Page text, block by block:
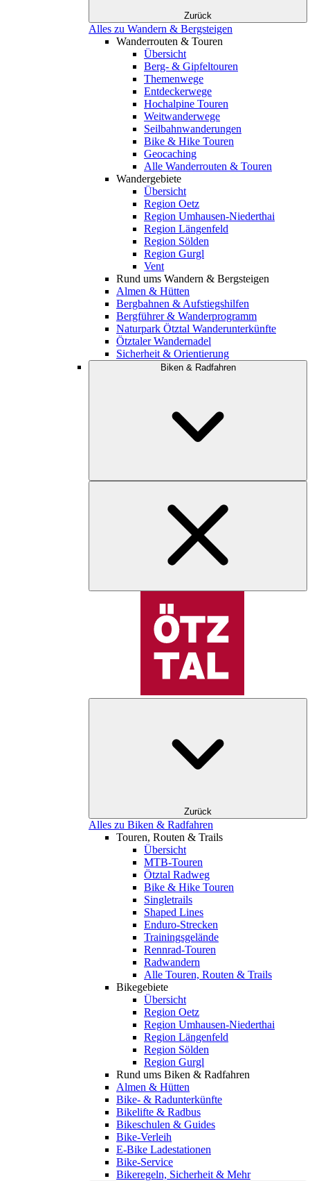
Zurück
Alles zu Wandern & Bergsteigen
Wanderrouten & Touren
Übersicht
Berg- & Gipfeltouren
Themenwege
Entdeckerwege
Hochalpine Touren
Weitwanderwege
Seilbahnwanderungen
Bike & Hike Touren
Geocaching
Alle Wanderrouten & Touren
Wandergebiete
Übersicht
Region Oetz
Region Umhausen-Niederthai
Region Längenfeld
Region Sölden
Region Gurgl
Vent
Rund ums Wandern & Bergsteigen
Almen & Hütten
Bergbahnen & Aufstiegshilfen
Bergführer & Wanderprogramm
Naturpark Ötztal Wanderunterkünfte
Ötztaler Wandernadel
Sicherheit & Orientierung
Biken & Radfahren
Zurück
Alles zu Biken & Radfahren
Touren, Routen & Trails
Übersicht
MTB-Touren
Ötztal Radweg
Bike & Hike Touren
Singletrails
Shaped Lines
Enduro-Strecken
Trainingsgelände
Rennrad-Touren
Radwandern
Alle Touren, Routen & Trails
Bikegebiete
Übersicht
Region Oetz
Region Umhausen-Niederthai
Region Längenfeld
Region Sölden
Region Gurgl
Rund ums Biken & Radfahren
Almen & Hütten
Bike- & Radunterkünfte
Bikelifte & Radbus
Bikeschulen & Guides
Bike-Verleih
E-Bike Ladestationen
Bike-Service
Bikeregeln, Sicherheit & Mehr